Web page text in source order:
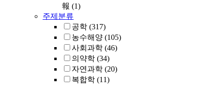
報 (1)
주제분류
공학 (317)
농수해양 (105)
사회과학 (46)
의약학 (34)
자연과학 (20)
복합학 (11)